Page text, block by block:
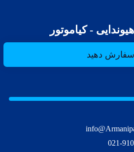
- کیاموتور
سفارش دهید
021-